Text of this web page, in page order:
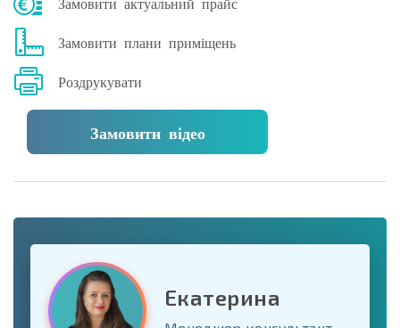
Замовити плани приміщень
Роздрукувати
Замовити відео
Екатерина